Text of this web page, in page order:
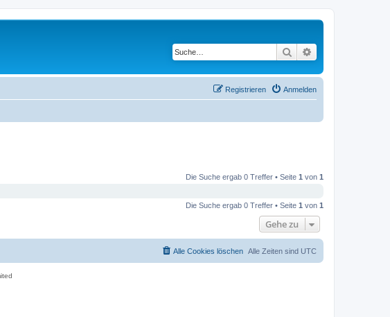
Suche
Anmelden
Registrieren
Die Suche ergab 0 Treffer • Seite 1 von 1
Die Suche ergab 0 Treffer • Seite 1 von 1
Gehe zu
Alle Zeiten sind UTC
Alle Cookies löschen